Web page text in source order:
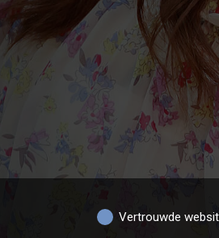
Vertrouwde